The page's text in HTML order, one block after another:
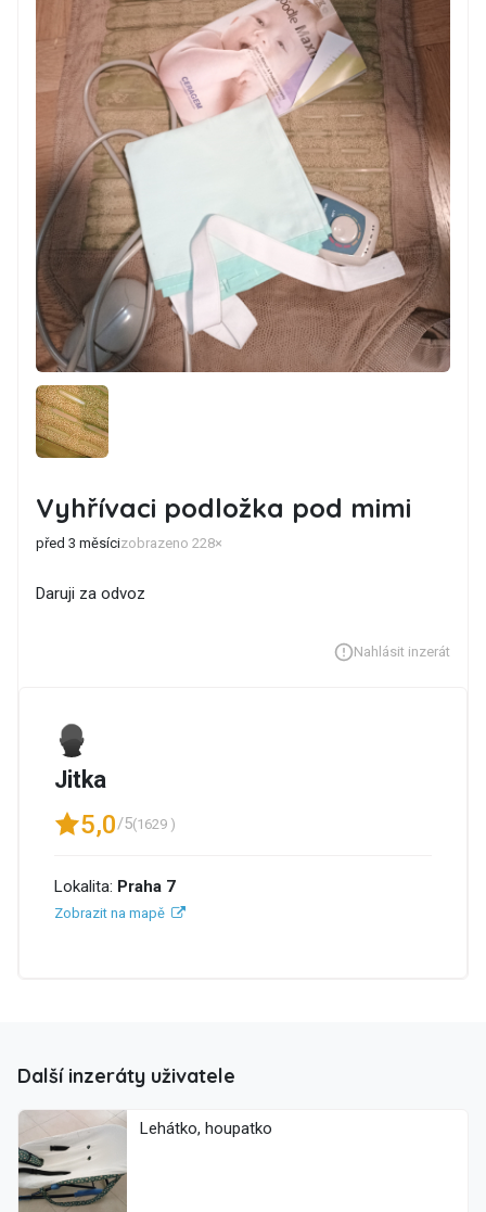
Vyhřívaci podložka pod mimi
před 3 měsícizobrazeno 228×
Daruji za odvoz
Nahlásit inzerát
Jitka
5,0/5(1629 )
Lokalita: Praha 7
Zobrazit na mapě
Další inzeráty uživatele
Lehátko, houpatko